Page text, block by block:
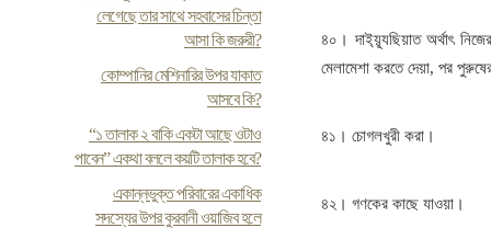
লেগেছে তার সাথে সহবাসের চিন্তা
আসা কি জরুরী?
কোম্পানির মেশিনারির উপর যাকাত
আসবে কি?
“১ তালাক ২ বাকি একটা আছে ওটাও
পাবেন” একথা বললে কয়টি তালাক হবে?
একান্নভুক্ত পরিবারের একাধিক
সদস্যের উপর কুরবানী ওয়াজিব হলে
৪০। দাই্য়্যূছিয়াত অর্থাৎ
মেলামেশা করতে দেয়া, পর
৪১। চোগলখুরী করা।
৪২। গণকের কাছে যাওয়া।